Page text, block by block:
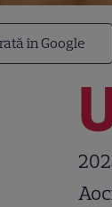
în Google